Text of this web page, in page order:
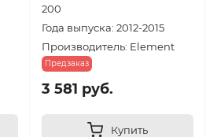
200
Года выпуска: 2012-2015
Производитель: Element
Предзаказ
3 581 руб.
Купить